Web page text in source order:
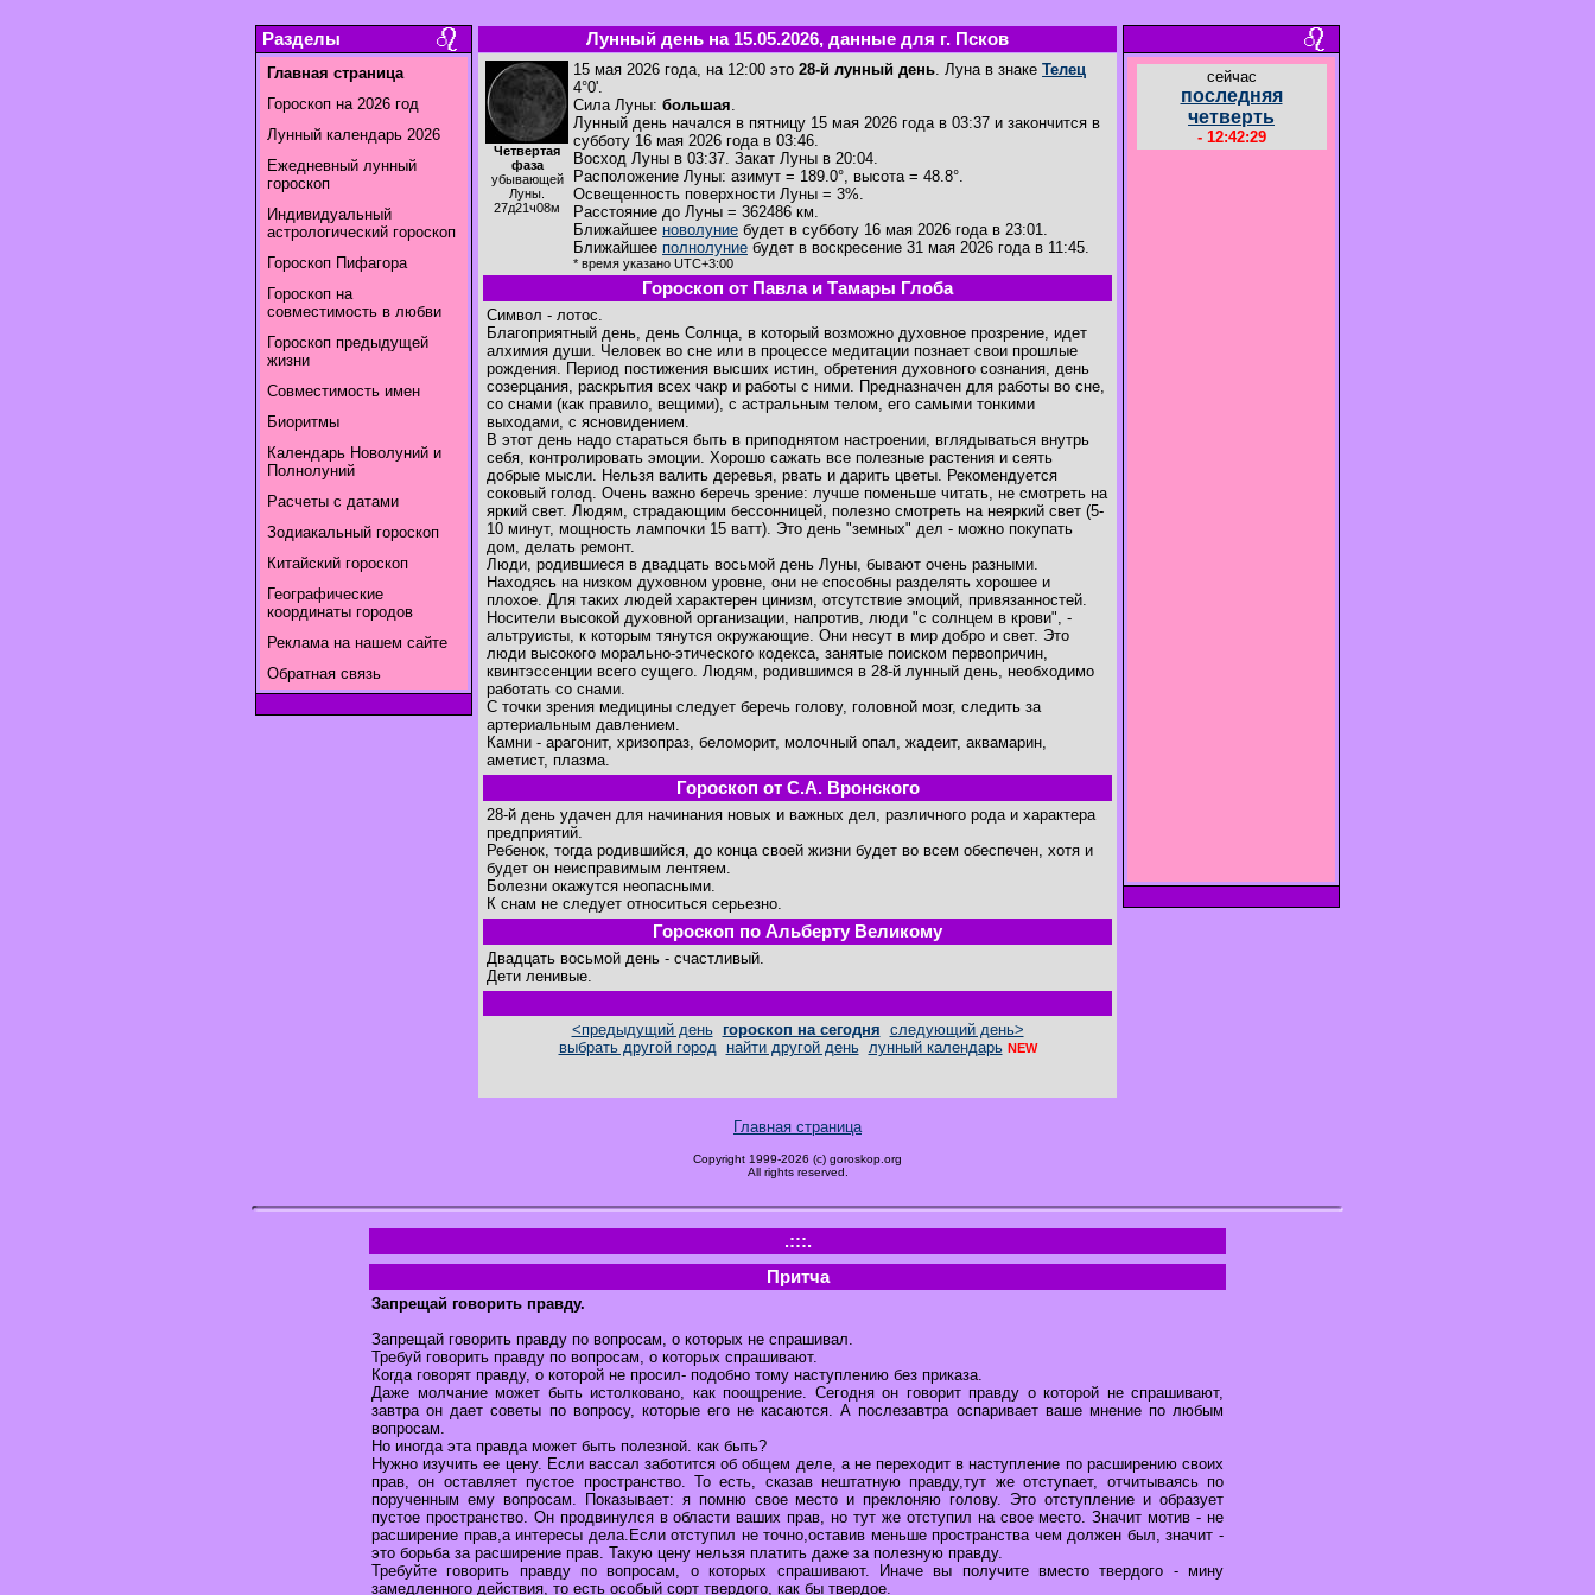
Разделы
Главная страница
Гороскоп на 2026 год
Лунный календарь 2026
Ежедневный лунный
гороскоп
Индивидуальный
астрологический гороскоп
Гороскоп Пифагора
Гороскоп на
совместимость в любви
Гороскоп предыдущей
жизни
Совместимость имен
Биоритмы
Календарь Новолуний и
Полнолуний
Расчеты с датами
Зодиакальный гороскоп
Китайский гороскоп
Географические
координаты городов
Реклама на нашем сайте
Обратная связь
Лунный день на 15.05.2026, данные для г. Псков
Четвертая
фаза
убывающей
Луны.
27д21ч08м
15 мая 2026 года, на 12:00 это 28-й лунный день. Луна в знаке Телец
4°0'.
Сила Луны: большая.
Лунный день начался в пятницу 15 мая 2026 года в 03:37 и закончится в
субботу 16 мая 2026 года в 03:46.
Восход Луны в 03:37. Закат Луны в 20:04.
Расположение Луны: азимут = 189.0°, высота = 48.8°.
Освещенность поверхности Луны = 3%.
Расстояние до Луны = 362486 км.
Ближайшее новолуние будет в субботу 16 мая 2026 года в 23:01.
Ближайшее полнолуние будет в воскресение 31 мая 2026 года в 11:45.
* время указано UTC+3:00
Гороскоп от Павла и Тамары Глоба
Символ - лотос.
Благоприятный день, день Солнца, в который возможно духовное прозрение, идет
алхимия души. Человек во сне или в процессе медитации познает свои прошлые
рождения. Период постижения высших истин, обретения духовного сознания, день
созерцания, раскрытия всех чакр и работы с ними. Предназначен для работы во сне,
со снами (как правило, вещими), с астральным телом, его самыми тонкими
выходами, с ясновидением.
В этот день надо стараться быть в приподнятом настроении, вглядываться внутрь
себя, контролировать эмоции. Хорошо сажать все полезные растения и сеять
добрые мысли. Нельзя валить деревья, рвать и дарить цветы. Рекомендуется
соковый голод. Очень важно беречь зрение: лучше поменьше читать, не смотреть на
яркий свет. Людям, страдающим бессонницей, полезно смотреть на неяркий свет (5-
10 минут, мощность лампочки 15 ватт). Это день "земных" дел - можно покупать
дом, делать ремонт.
Люди, родившиеся в двадцать восьмой день Луны, бывают очень разными.
Находясь на низком духовном уровне, они не способны разделять хорошее и
плохое. Для таких людей характерен цинизм, отсутствие эмоций, привязанностей.
Носители высокой духовной организации, напротив, люди "с солнцем в крови", -
альтруисты, к которым тянутся окружающие. Они несут в мир добро и свет. Это
люди высокого морально-этического кодекса, занятые поиском первопричин,
квинтэссенции всего сущего. Людям, родившимся в 28-й лунный день, необходимо
работать со снами.
С точки зрения медицины следует беречь голову, головной мозг, следить за
артериальным давлением.
Камни - арагонит, хризопраз, беломорит, молочный опал, жадеит, аквамарин,
аметист, плазма.
Гороскоп от С.А. Вронского
28-й день удачен для начинания новых и важных дел, различного рода и характера
предприятий.
Ребенок, тогда родившийся, до конца своей жизни будет во всем обеспечен, хотя и
будет он неисправимым лентяем.
Болезни окажутся неопасными.
К снам не следует относиться серьезно.
Гороскоп по Альберту Великому
Двадцать восьмой день - счастливый.
Дети ленивые.
<предыдущий день гороскоп на сегодня следующий день>
выбрать другой город
найти другой день лунный календарь NEW
cейчас
последняя
четверть
- 12:42:30
Главная страница
Copyright 1999-2026 (c) goroskop.org
All rights reserved.
.:::.
Притча
Запрещай говорить правду.
Запрещай говорить правду по вопросам, о которых не спрашивал.
Требуй говорить правду по вопросам, о которых спрашивают.
Когда говорят правду, о которой не просил- подобно тому наступлению без приказа.
Даже молчание может быть истолковано, как поощрение. Сегодня он говорит правду о которой не спрашивают,
завтра он дает советы по вопросу, которые его не касаются. А послезавтра оспаривает ваше мнение по любым
вопросам.
Но иногда эта правда может быть полезной. как быть?
Нужно изучить ее цену. Если вассал заботится об общем деле, а не переходит в наступление по расширению своих
прав, он оставляет пустое пространство. То есть, сказав нештатную правду,тут же отступает, отчитываясь по
порученным ему вопросам. Показывает: я помню свое место и преклоняю голову. Это отступление и образует
пустое пространство. Он продвинулся в области ваших прав, но тут же отступил на свое место. Значит мотив - не
расширение прав,а интересы дела.Если отступил не точно,оставив меньше пространства чем должен был, значит -
это борьба за расширение прав. Такую цену нельзя платить даже за полезную правду.
Требуйте говорить правду по вопросам, о которых спрашивают. Иначе вы получите вместо твердого - мину
замедленного действия, то есть особый сорт твердого, как бы твердое.